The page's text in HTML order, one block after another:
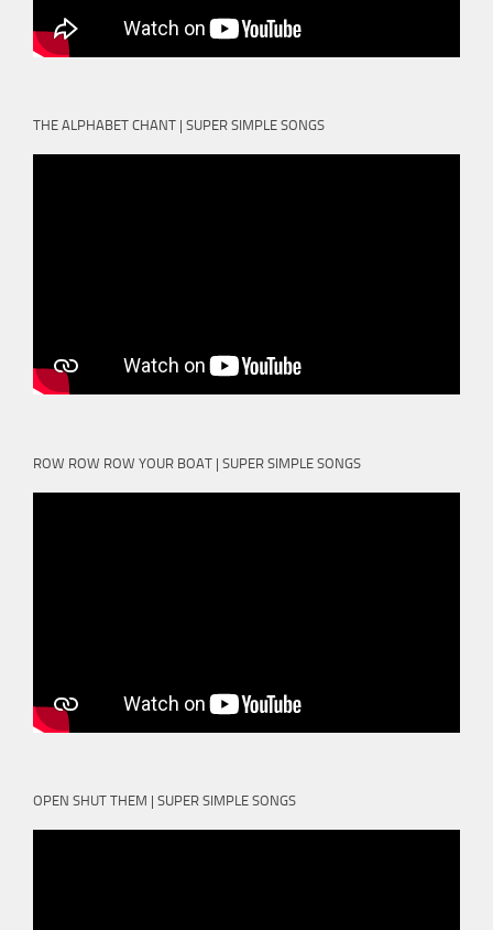
THE ALPHABET CHANT | SUPER SIMPLE SONGS
ROW ROW ROW YOUR BOAT | SUPER SIMPLE SONGS
OPEN SHUT THEM | SUPER SIMPLE SONGS